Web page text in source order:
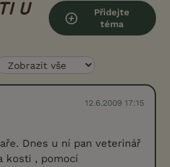
U
Přidejte
téma
12.6.2009 17:15
Dnes u ní pan veterinář
kosti , pomocí